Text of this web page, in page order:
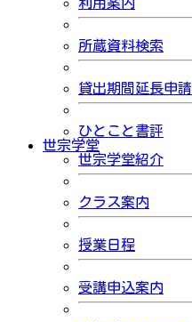
所蔵資料検索
貸出期間延長申請
ひとこと書評
世宗学堂
世宗学堂紹介
クラス案内
授業日程
受講申込案内